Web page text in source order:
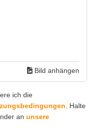
Bild anhängen
ich die
. Halte
an unsere